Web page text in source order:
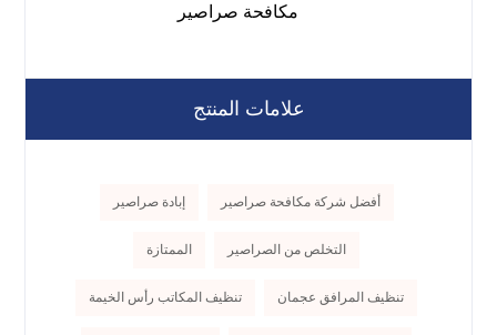
مكافحة صراصير
علامات المنتج
أفضل شركة مكافحة صراصير إبادة صراصير
التخلص من الصراصير الممتازة
تنظيف المرافق عجمان تنظيف المكاتب رأس الخيمة